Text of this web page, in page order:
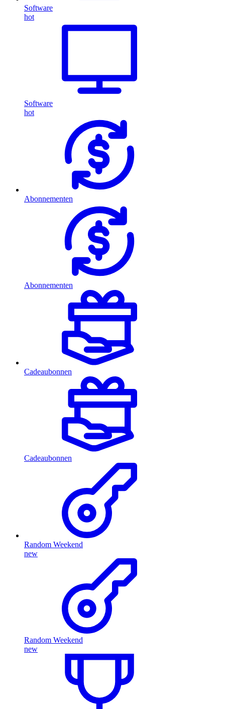
Software
hot
Software
hot
Abonnementen
Abonnementen
Cadeaubonnen
Cadeaubonnen
Random Weekend
new
Random Weekend
new